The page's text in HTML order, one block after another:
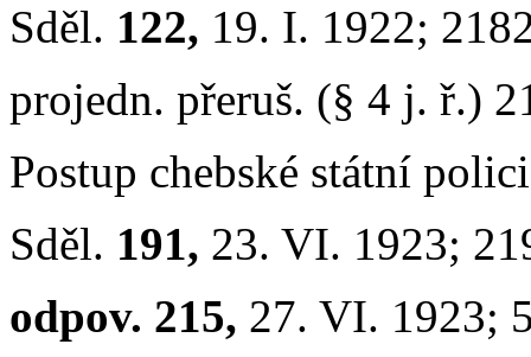
Sděl. 122, 19. I. 1922;
projedn. přeruš. (§ 4 j. ř.)
Postup chebské státní
Sděl. 191, 23. VI. 1923;
odpov. 215, 27. VI. 1923;